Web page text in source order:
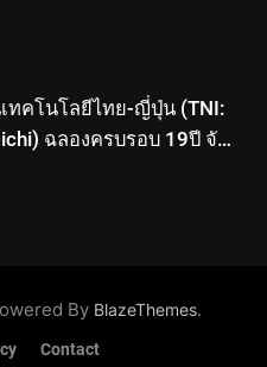
Day 2026” ประกาศ
อย่างต่อเนื่อง
STANDARD® เปิดตัว
บน้ำ และ โฟมอาบแห้ง
ง ชูนวัตกรรมพลัง
ร ขับเคลื่อน ESG Tourism
พระราชปณิธาน สร้าง
By BlazeThemes.
Contact